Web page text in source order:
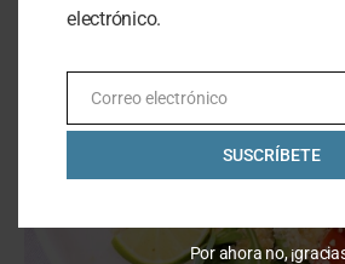
electrónico.
EmailCorreo electrónico
SUSCRÍBETE
Por ahora no,